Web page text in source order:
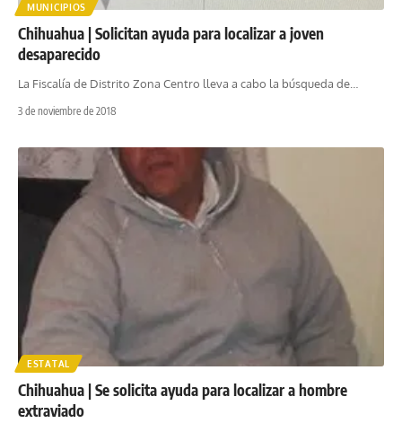
MUNICIPIOS
Chihuahua | Solicitan ayuda para localizar a joven
desaparecido
La Fiscalía de Distrito Zona Centro lleva a cabo la búsqueda de
3 de noviembre de 2018
ESTATAL
Chihuahua | Se solicita ayuda para localizar a hombre
extraviado